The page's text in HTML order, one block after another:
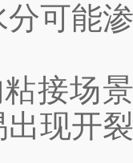
可能
场景
现开